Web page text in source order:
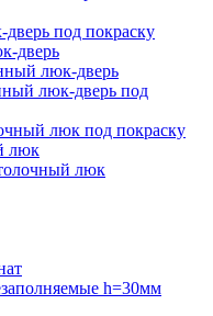
под покраску
дверь
люк-дверь
люк-дверь под
люк под покраску
люк
люк
h=30мм